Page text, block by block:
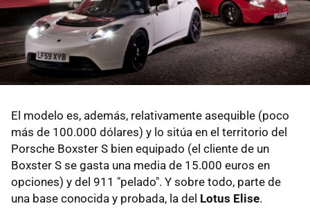
El modelo es, además, relativamente asequible (poco
más de 100.000 dólares) y lo sitúa en el territorio del
Porsche Boxster S bien equipado (el cliente de un
Boxster S se gasta una media de 15.000 euros en
opciones) y del 911 "pelado". Y sobre todo, parte de
una base conocida y probada, la del Lotus Elise.